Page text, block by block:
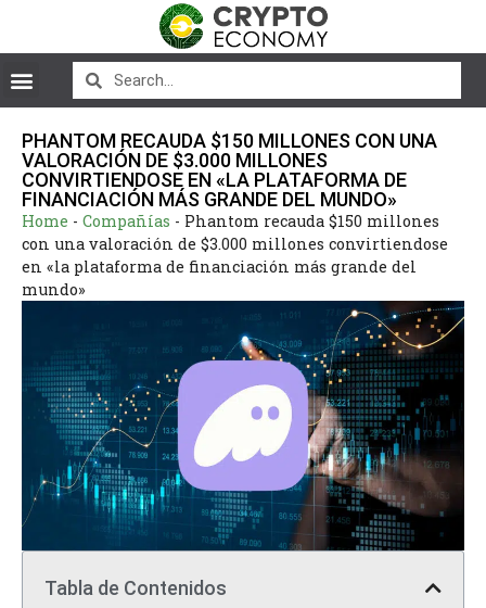
PHANTOM RECAUDA $150 MILLONES CON UNA
VALORACIÓN DE $3.000 MILLONES
CONVIRTIENDOSE EN «LA PLATAFORMA DE
FINANCIACIÓN MÁS GRANDE DEL MUNDO»
Home - Compañías - Phantom recauda $150 millones
con una valoración de $3.000 millones convirtiendose
en «la plataforma de financiación más grande del
mundo»
Tabla de Contenidos